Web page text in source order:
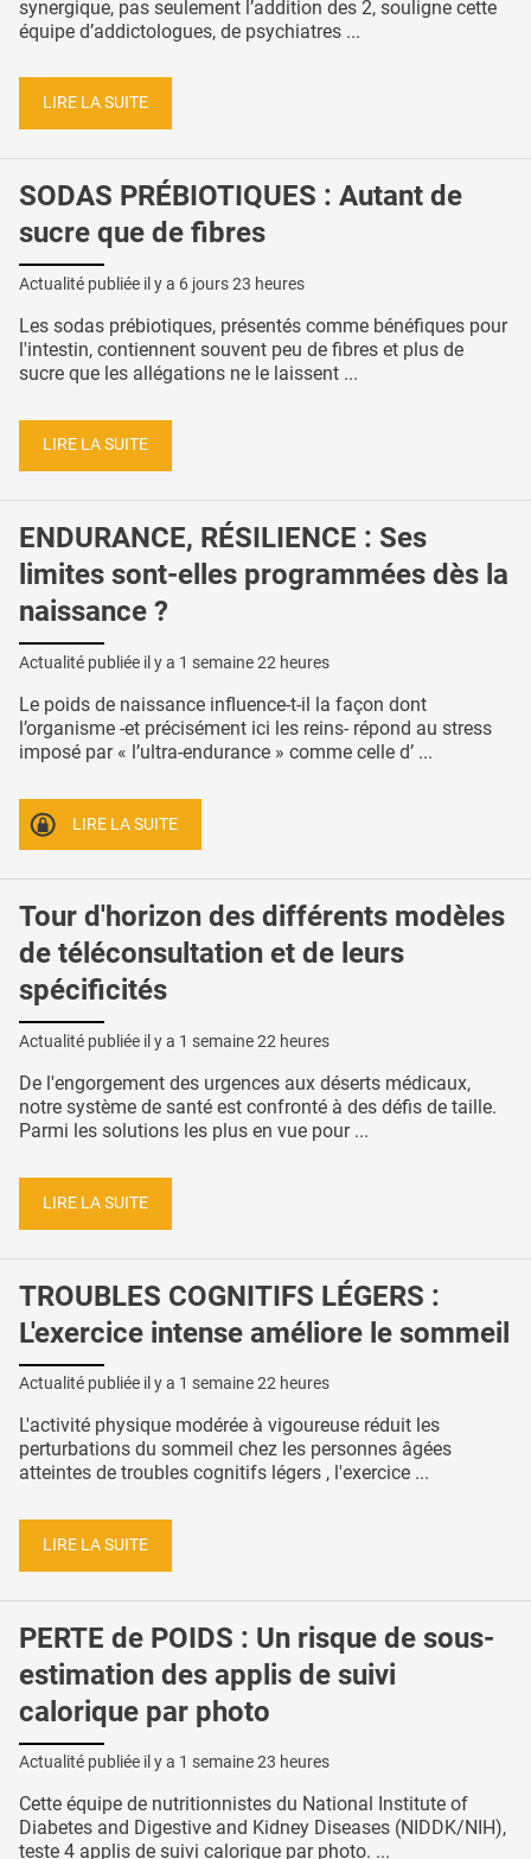
synergique, pas seulement l’addition des 2, souligne cette
équipe d’addictologues, de psychiatres ...
LIRE LA SUITE
SODAS PRÉBIOTIQUES : Autant de
sucre que de fibres
Actualité publiée il y a 6 jours 23 heures
Les sodas prébiotiques, présentés comme bénéfiques pour
l'intestin, contiennent souvent peu de fibres et plus de
sucre que les allégations ne le laissent ...
LIRE LA SUITE
ENDURANCE, RÉSILIENCE : Ses
limites sont-elles programmées dès la
naissance ?
Actualité publiée il y a 1 semaine 22 heures
Le poids de naissance influence-t-il la façon dont
l’organisme -et précisément ici les reins- répond au stress
imposé par « l’ultra-endurance » comme celle d’ ...
LIRE LA SUITE
Tour d'horizon des différents modèles
de téléconsultation et de leurs
spécificités
Actualité publiée il y a 1 semaine 22 heures
De l'engorgement des urgences aux déserts médicaux,
notre système de santé est confronté à des défis de taille.
Parmi les solutions les plus en vue pour ...
LIRE LA SUITE
TROUBLES COGNITIFS LÉGERS :
L'exercice intense améliore le sommeil
Actualité publiée il y a 1 semaine 22 heures
L'activité physique modérée à vigoureuse réduit les
perturbations du sommeil chez les personnes âgées
atteintes de troubles cognitifs légers , l'exercice ...
LIRE LA SUITE
PERTE de POIDS : Un risque de sous-
estimation des applis de suivi
calorique par photo
Actualité publiée il y a 1 semaine 23 heures
Cette équipe de nutritionnistes du National Institute of
Diabetes and Digestive and Kidney Diseases (NIDDK/NIH),
teste 4 applis de suivi calorique par photo. ...